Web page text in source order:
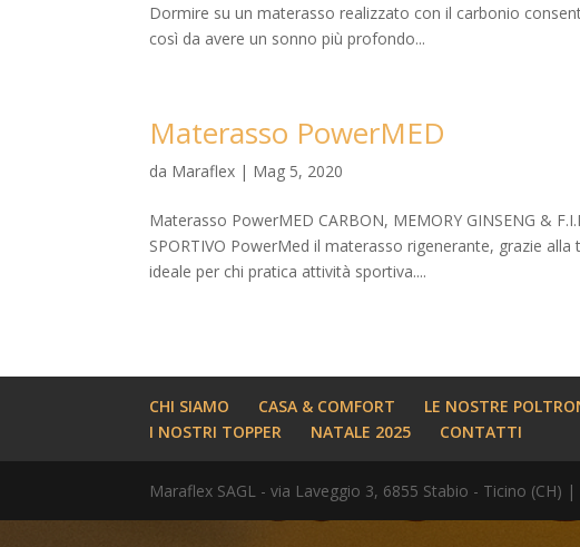
Dormire su un materasso realizzato con il carbonio
così da avere un sonno più profondo...
Materasso PowerMED
da Maraflex | Mag 5, 2020
Materasso PowerMED CARBON, MEMORY GINSENG &
SPORTIVO PowerMed il materasso rigenerante, grazie
ideale per chi pratica attività sportiva....
CHI SIAMO CASA & COMFORT LE NOSTRE
I NOSTRI TOPPER
NATALE 2025 CONTATTI
Maraflex SAGL - via Laveggio 3, 6855 Stabio - Ticino (CH)